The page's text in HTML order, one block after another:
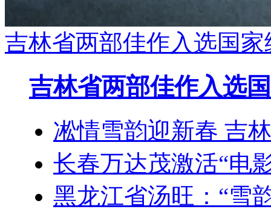
吉林省两部佳作入选国
吉林省两部佳作入选
凇情雪韵迎新春 吉
长春万达茂激活“电
黑龙江省汤旺：“雪